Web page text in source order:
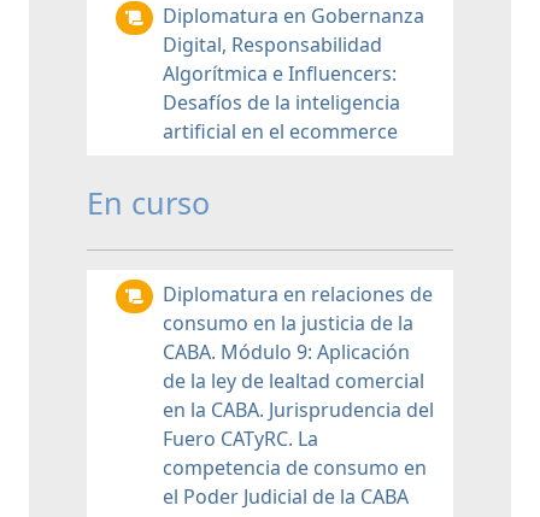
Diplomatura en Gobernanza
Digital, Responsabilidad
Algorítmica e Influencers:
Desafíos de la inteligencia
artificial en el ecommerce
En curso
Diplomatura en relaciones de
consumo en la justicia de la
CABA. Módulo 9: Aplicación
de la ley de lealtad comercial
en la CABA. Jurisprudencia del
Fuero CATyRC. La
competencia de consumo en
el Poder Judicial de la CABA